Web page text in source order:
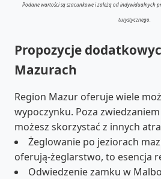
Podane wartości są szacunkowe i zależą od indywidualnych
turystycznego.
Propozycje
Mazurach
Region Mazur oferuje wiele
wypoczynku. Poza
możesz skorzystać z innych
Żeglowanie po jeziorach
oferują-żeglarstwo, to esencja
Odwiedzenie zamku w